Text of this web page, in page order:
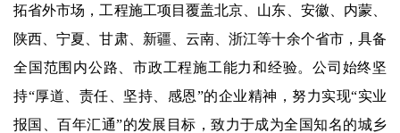
拓省外市场，工程施工项目覆盖北京、山东、安徽、内蒙、
陕西、宁夏、甘肃、新疆、云南、浙江等十余个省市，具备
全国范围内公路、市政工程施工能力和经验。公司始终坚
持“厚道、责任、坚持、感恩”的企业精神，努力实现“实业
报国、百年汇通”的发展目标，致力于成为全国知名的城乡